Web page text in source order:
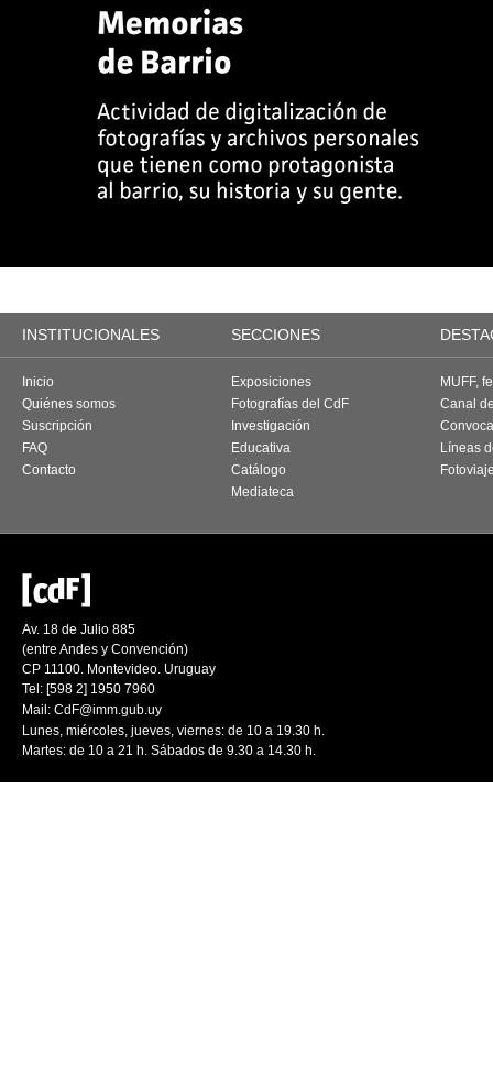
INSTITUCIONALES SECCIONES
Inicio
Quiénes somos
Suscripción
FAQ
Contacto
Exposiciones
Fotografías del CdF
Investigación
Educativa
Catálogo
Mediateca
MUFF,
Canal
Líneas
Av. 18 de Julio 885
(entre Andes y Convención)
CP 11100. Montevideo. Uruguay
Tel: [598 2] 1950 7960
Mail: CdF@imm.gub.uy
Lunes, miércoles, jueves, viernes: de 10 a 19.30 h.
Martes: de 10 a 21 h. Sábados de 9.30 a 14.30 h.